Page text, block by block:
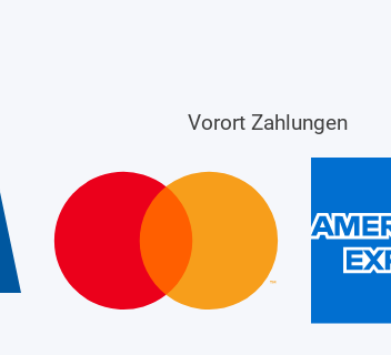
Vorort Zahlungen